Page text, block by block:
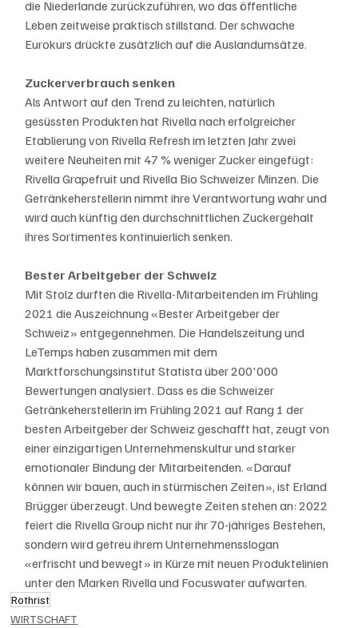
die Niederlande zurückzuführen, wo das öffentliche
Leben zeitweise praktisch stillstand. Der schwache
Eurokurs drückte zusätzlich auf die Auslandumsätze.
Zuckerverbrauch senken
Als Antwort auf den Trend zu leichten, natürlich
gesüssten Produkten hat Rivella nach erfolgreicher
Etablierung von Rivella Refresh im letzten Jahr zwei
weitere Neuheiten mit 47 % weniger Zucker eingefügt:
Rivella Grapefruit und Rivella Bio Schweizer Minzen. Die
Getränkeherstellerin nimmt ihre Verantwortung wahr und
wird auch künftig den durchschnittlichen Zuckergehalt
ihres Sortimentes kontinuierlich senken.
Bester Arbeitgeber der Schweiz
Mit Stolz durften die Rivella-Mitarbeitenden im Frühling
2021 die Auszeichnung «Bester Arbeitgeber der
Schweiz» entgegennehmen. Die Handelszeitung und
LeTemps haben zusammen mit dem
Marktforschungsinstitut Statista über 200'000
Bewertungen analysiert. Dass es die Schweizer
Getränkeherstellerin im Frühling 2021 auf Rang 1 der
besten Arbeitgeber der Schweiz geschafft hat, zeugt von
einer einzigartigen Unternehmenskultur und starker
emotionaler Bindung der Mitarbeitenden. «Darauf
können wir bauen, auch in stürmischen Zeiten», ist Erland
Brügger überzeugt. Und bewegte Zeiten stehen an: 2022
feiert die Rivella Group nicht nur ihr 70-jähriges Bestehen,
sondern wird getreu ihrem Unternehmensslogan
«erfrischt und bewegt» in Kürze mit neuen Produktelinien
unter den Marken Rivella und Focuswater aufwarten.
Rothrist
WIRTSCHAFT